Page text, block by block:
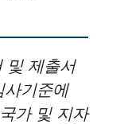
및 제출서
사기준에
가 및 지자